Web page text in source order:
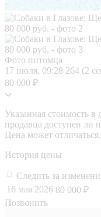
Фото питомца
17 июля, 09:28 264 (2
80 000 ₽
Указанная стоимость
продавца доступен ли
Цена может отличаться.
История цены
Следить за
16 мая 2026 80 000 ₽
Позвонить